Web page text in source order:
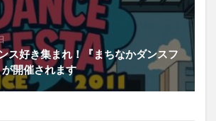
ス好き集まれ！『まちなかダンスフ
開催されます